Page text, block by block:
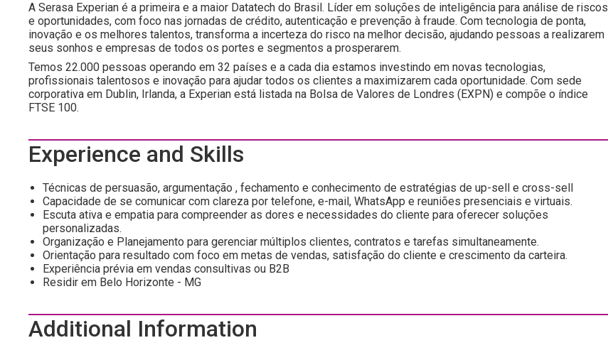
A Serasa Experian é a primeira e a maior Datatech do Brasil. Líder em soluções de inteligência para análise de riscos
e oportunidades, com foco nas jornadas de crédito, autenticação e prevenção à fraude. Com tecnologia de ponta,
inovação e os melhores talentos, transforma a incerteza do risco na melhor decisão, ajudando pessoas a realizarem
seus sonhos e empresas de todos os portes e segmentos a prosperarem.
Temos 22.000 pessoas operando em 32 países e a cada dia estamos investindo em novas tecnologias,
profissionais talentosos e inovação para ajudar todos os clientes a maximizarem cada oportunidade. Com sede
corporativa em Dublin, Irlanda, a Experian está listada na Bolsa de Valores de Londres (EXPN) e compõe o índice
FTSE 100.
Experience and Skills
Técnicas de persuasão, argumentação , fechamento e conhecimento de estratégias de up-sell e cross-sell
Capacidade de se comunicar com clareza por telefone, e-mail, WhatsApp e reuniões presenciais e virtuais.
Escuta ativa e empatia para compreender as dores e necessidades do cliente para oferecer soluções
personalizadas.
Organização e Planejamento para gerenciar múltiplos clientes, contratos e tarefas simultaneamente.
Orientação para resultado com foco em metas de vendas, satisfação do cliente e crescimento da carteira.
Experiência prévia em vendas consultivas ou B2B
Residir em Belo Horizonte - MG
Additional Information